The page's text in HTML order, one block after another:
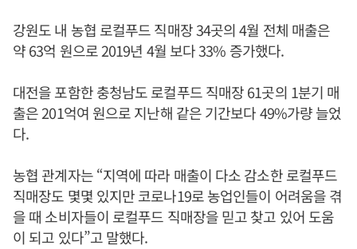
강원도 내 농협 로컬푸드 직매장 34곳의 4월 전체 매출은
약 63억 원으로 2019년 4월 보다 33% 증가했다.
대전을 포함한 충청남도 로컬푸드 직매장 61곳의 1분기 매
출은 201억여 원으로 지난해 같은 기간보다 49%가량 늘었
다.
농협 관계자는 “지역에 따라 매출이 다소 감소한 로컬푸드
직매장도 몇몇 있지만 코로나19로 농업인들이 어려움을 겪
을 때 소비자들이 로컬푸드 직매장을 믿고 찾고 있어 도움
이 되고 있다”고 말했다.